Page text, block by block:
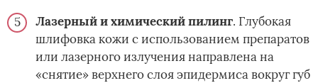
Лазерный и химический пилинг. Глубокая
шлифовка кожи с использованием препаратов
или лазерного излучения направлена на
«снятие» верхнего слоя эпидермиса вокруг губ